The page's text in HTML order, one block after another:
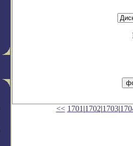
<< 1701 |1702|1703|